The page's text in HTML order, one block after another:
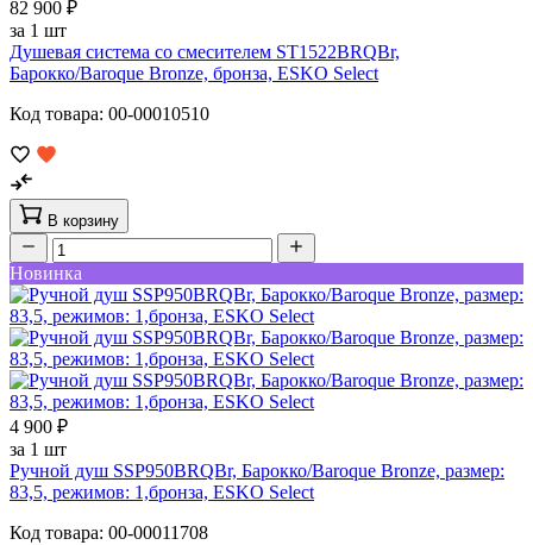
82 900 ₽
за 1 шт
Душевая система со смесителем ST1522BRQBr,
Барокко/Baroque Bronze, бронза, ESKO Select
Код товара: 00-00010510
В корзину
Новинка
4 900 ₽
за 1 шт
Ручной душ SSP950BRQBr, Барокко/Baroque Bronze, размер:
83,5, режимов: 1,бронза, ESKO Select
Код товара: 00-00011708